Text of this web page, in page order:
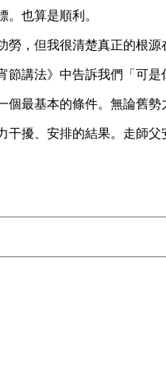
。也算是順利。
，但我很清楚真正的根源
節講法》中告訴我們「可
個最基本的條件。無論舊
擾、安排的結果。走師父